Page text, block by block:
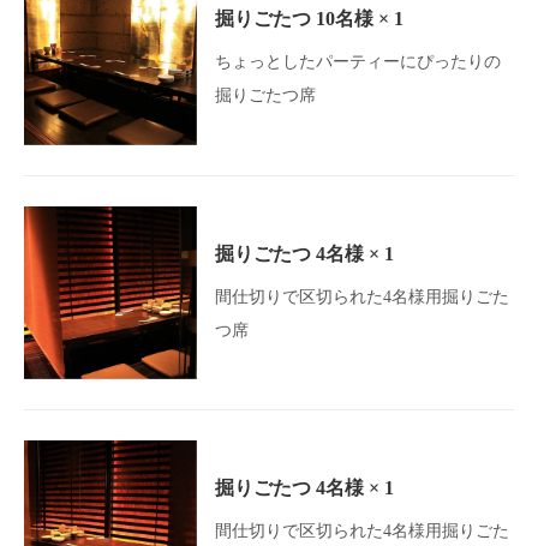
掘りごたつ 10名様 × 1
ちょっとしたパーティーにぴったりの
掘りごたつ席
掘りごたつ 4名様 × 1
間仕切りで区切られた4名様用掘りごた
つ席
掘りごたつ 4名様 × 1
間仕切りで区切られた4名様用掘りごた